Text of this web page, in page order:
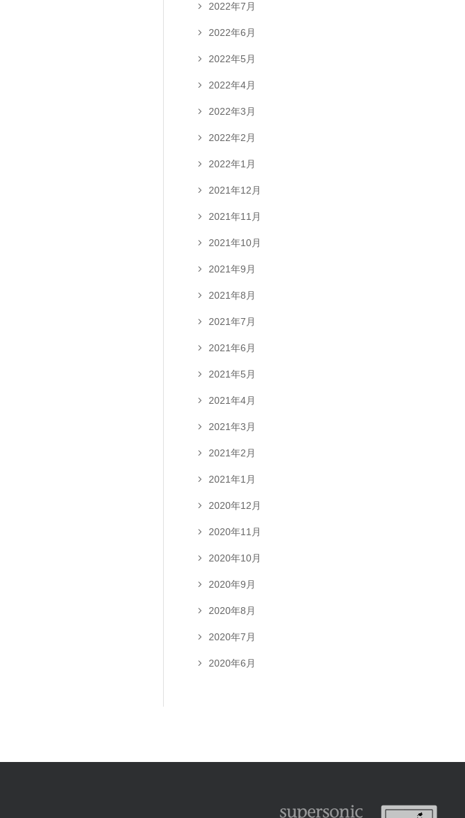
2022年7月
2022年6月
2022年5月
2022年4月
2022年3月
2022年2月
2022年1月
2021年12月
2021年11月
2021年10月
2021年9月
2021年8月
2021年7月
2021年6月
2021年5月
2021年4月
2021年3月
2021年2月
2021年1月
2020年12月
2020年11月
2020年10月
2020年9月
2020年8月
2020年7月
2020年6月